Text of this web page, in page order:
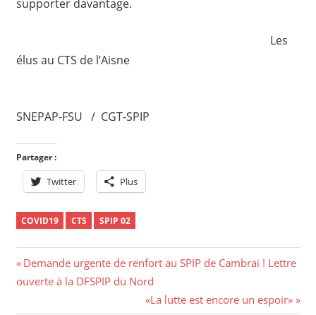
supporter davantage.
Les
élus au CTS de l’Aisne
SNEPAP-FSU / CGT-SPIP
Partager :
Twitter Plus
COVID19 CTS SPIP 02
Navigation
de
Previous
Post:
Demande urgente de renfort au SPIP de Cambrai ! Lettre
ouverte à la DFSPIP du Nord
Next
«La lutte est encore un espoir»